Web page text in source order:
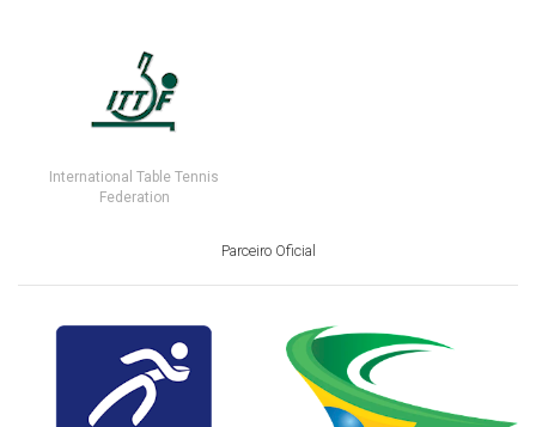
International Table Tennis
Federation
Parceiro Oficial